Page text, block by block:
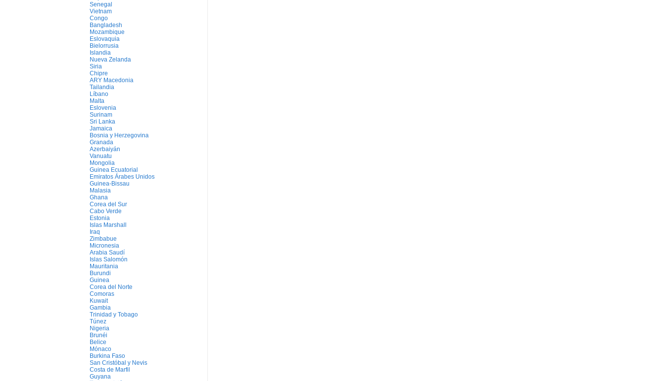
Senegal
Vietnam
Congo
Bangladesh
Mozambique
Eslovaquia
Bielorrusia
Islandia
Nueva Zelanda
Siria
Chipre
ARY Macedonia
Tailandia
Líbano
Malta
Eslovenia
Surinam
Sri Lanka
Jamaica
Bosnia y Herzegovina
Granada
Azerbaiyán
Vanuatu
Mongolia
Guinea Ecuatorial
Emiratos Árabes Unidos
Guinea-Bissau
Malasia
Ghana
Corea del Sur
Cabo Verde
Estonia
Islas Marshall
Iraq
Zimbabue
Micronesia
Arabia Saudí
Islas Salomón
Mauritania
Burundi
Guinea
Corea del Norte
Comoras
Kuwait
Gambia
Trinidad y Tobago
Túnez
Nigeria
Brunéi
Belice
Mónaco
Burkina Faso
San Cristóbal y Nevis
Costa de Marfil
Guyana